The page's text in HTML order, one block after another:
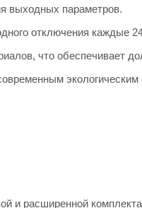
выходных параметров.
отключения каждые
что обеспечивает
экологическим
и расширенной